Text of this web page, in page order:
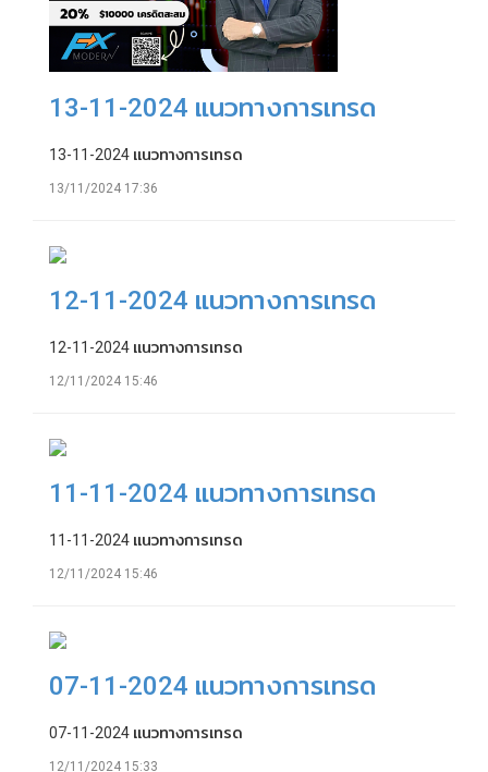
13-11-2024 แนวทางการเทรด
13-11-2024 แนวทางการเทรด
13/11/2024 17:36
12-11-2024 แนวทางการเทรด
12-11-2024 แนวทางการเทรด
12/11/2024 15:46
11-11-2024 แนวทางการเทรด
11-11-2024 แนวทางการเทรด
12/11/2024 15:46
07-11-2024 แนวทางการเทรด
07-11-2024 แนวทางการเทรด
12/11/2024 15:33